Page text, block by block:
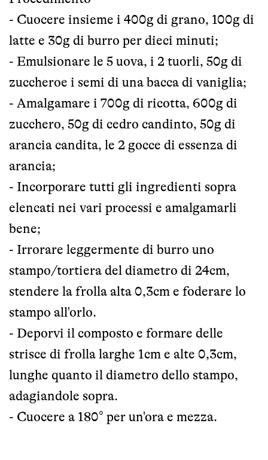
- Cuocere insieme i 400g di grano, 100g di
latte e 30g di burro per dieci minuti;
- Emulsionare le 5 uova, i 2 tuorli, 50g di
zuccheroe i semi di una bacca di vaniglia;
- Amalgamare i 700g di ricotta, 600g di
zucchero, 50g di cedro candinto, 50g di
arancia candita, le 2 gocce di essenza di
arancia;
- Incorporare tutti gli ingredienti sopra
elencati nei vari processi e amalgamarli
bene;
- Irrorare leggermente di burro uno
stampo/tortiera del diametro di 24cm,
stendere la frolla alta 0,3cm e foderare lo
stampo all'orlo.
- Deporvi il composto e formare delle
strisce di frolla larghe 1cm e alte 0,3cm,
lunghe quanto il diametro dello stampo,
adagiandole sopra.
- Cuocere a 180° per un'ora e mezza.